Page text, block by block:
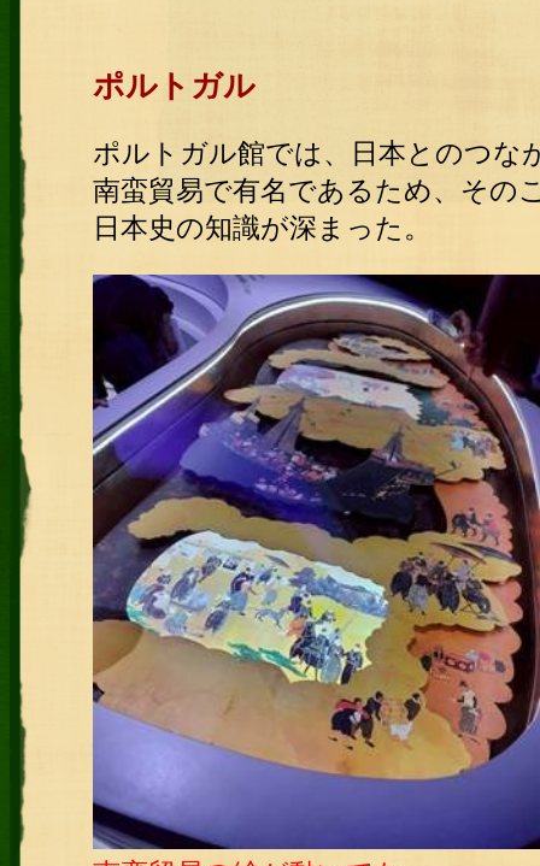
ポルトガル
ポルトガル館では、日本とのつな
南蛮貿易で有名であるため、その
日本史の知識が深まった。